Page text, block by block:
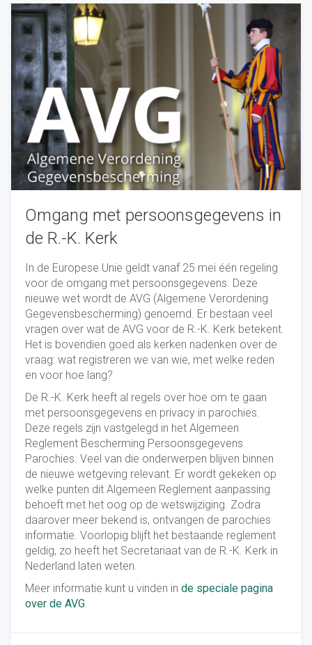
Omgang met persoonsgegevens in
de R.-K. Kerk
In de Europese Unie geldt vanaf 25 mei één regeling
voor de omgang met persoonsgegevens. Deze
nieuwe wet wordt de AVG (Algemene Verordening
Gegevensbescherming) genoemd. Er bestaan veel
vragen over wat de AVG voor de R.-K. Kerk betekent.
Het is bovendien goed als kerken nadenken over de
vraag: wat registreren we van wie, met welke reden
en voor hoe lang?
De R.-K. Kerk heeft al regels over hoe om te gaan
met persoonsgegevens en privacy in parochies.
Deze regels zijn vastgelegd in het Algemeen
Reglement Bescherming Persoonsgegevens
Parochies. Veel van die onderwerpen blijven binnen
de nieuwe wetgeving relevant. Er wordt gekeken op
welke punten dit Algemeen Reglement aanpassing
behoeft met het oog op de wetswijziging. Zodra
daarover meer bekend is, ontvangen de parochies
informatie. Voorlopig blijft het bestaande reglement
geldig, zo heeft het Secretariaat van de R.-K. Kerk in
Nederland laten weten.
Meer informatie kunt u vinden in de speciale pagina
over de AVG.